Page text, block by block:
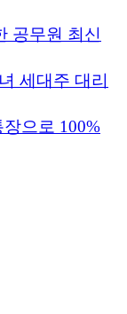
공무원 최신
세대주 대리
으로 100%